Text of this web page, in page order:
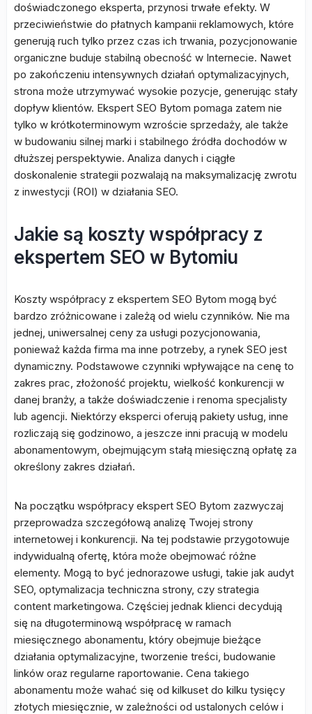
doświadczonego eksperta, przynosi trwałe efekty. W
przeciwieństwie do płatnych kampanii reklamowych, które
generują ruch tylko przez czas ich trwania, pozycjonowanie
organiczne buduje stabilną obecność w Internecie. Nawet
po zakończeniu intensywnych działań optymalizacyjnych,
strona może utrzymywać wysokie pozycje, generując stały
dopływ klientów. Ekspert SEO Bytom pomaga zatem nie
tylko w krótkoterminowym wzroście sprzedaży, ale także
w budowaniu silnej marki i stabilnego źródła dochodów w
dłuższej perspektywie. Analiza danych i ciągłe
doskonalenie strategii pozwalają na maksymalizację zwrotu
z inwestycji (ROI) w działania SEO.
Jakie są koszty współpracy z
ekspertem SEO w Bytomiu
Koszty współpracy z ekspertem SEO Bytom mogą być
bardzo zróżnicowane i zależą od wielu czynników. Nie ma
jednej, uniwersalnej ceny za usługi pozycjonowania,
ponieważ każda firma ma inne potrzeby, a rynek SEO jest
dynamiczny. Podstawowe czynniki wpływające na cenę to
zakres prac, złożoność projektu, wielkość konkurencji w
danej branży, a także doświadczenie i renoma specjalisty
lub agencji. Niektórzy eksperci oferują pakiety usług, inne
rozliczają się godzinowo, a jeszcze inni pracują w modelu
abonamentowym, obejmującym stałą miesięczną opłatę za
określony zakres działań.
Na początku współpracy ekspert SEO Bytom zazwyczaj
przeprowadza szczegółową analizę Twojej strony
internetowej i konkurencji. Na tej podstawie przygotowuje
indywidualną ofertę, która może obejmować różne
elementy. Mogą to być jednorazowe usługi, takie jak audyt
SEO, optymalizacja techniczna strony, czy strategia
content marketingowa. Częściej jednak klienci decydują
się na długoterminową współpracę w ramach
miesięcznego abonamentu, który obejmuje bieżące
działania optymalizacyjne, tworzenie treści, budowanie
linków oraz regularne raportowanie. Cena takiego
abonamentu może wahać się od kilkuset do kilku tysięcy
złotych miesięcznie, w zależności od ustalonych celów i